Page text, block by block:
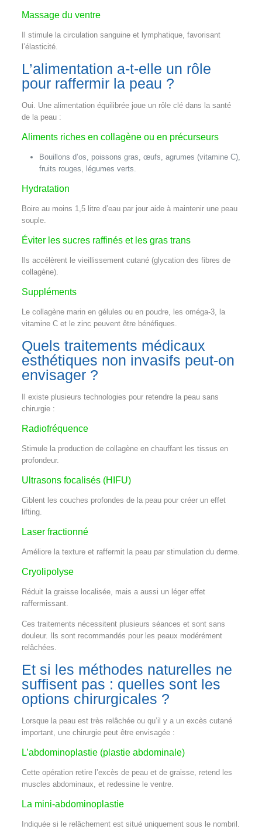
Massage du ventre
Il stimule la circulation sanguine et lymphatique, favorisant
l’élasticité.
L’alimentation a-t-elle un rôle
pour raffermir la peau ?
Oui. Une alimentation équilibrée joue un rôle clé dans la santé
de la peau :
Aliments riches en collagène ou en précurseurs
Bouillons d’os, poissons gras, œufs, agrumes (vitamine C),
fruits rouges, légumes verts.
Hydratation
Boire au moins 1,5 litre d’eau par jour aide à maintenir une peau
souple.
Éviter les sucres raffinés et les gras trans
Ils accélèrent le vieillissement cutané (glycation des fibres de
collagène).
Suppléments
Le collagène marin en gélules ou en poudre, les oméga-3, la
vitamine C et le zinc peuvent être bénéfiques.
Quels traitements médicaux
esthétiques non invasifs peut-on
envisager ?
Il existe plusieurs technologies pour retendre la peau sans
chirurgie :
Radiofréquence
Stimule la production de collagène en chauffant les tissus en
profondeur.
Ultrasons focalisés (HIFU)
Ciblent les couches profondes de la peau pour créer un effet
lifting.
Laser fractionné
Améliore la texture et raffermit la peau par stimulation du derme.
Cryolipolyse
Réduit la graisse localisée, mais a aussi un léger effet
raffermissant.
Ces traitements nécessitent plusieurs séances et sont sans
douleur. Ils sont recommandés pour les peaux modérément
relâchées.
Et si les méthodes naturelles ne
suffisent pas : quelles sont les
options chirurgicales ?
Lorsque la peau est très relâchée ou qu’il y a un excès cutané
important, une chirurgie peut être envisagée :
L’abdominoplastie (plastie abdominale)
Cette opération retire l’excès de peau et de graisse, retend les
muscles abdominaux, et redessine le ventre.
La mini-abdominoplastie
Indiquée si le relâchement est situé uniquement sous le nombril.